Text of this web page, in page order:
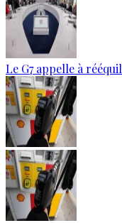
Le G7 appelle à